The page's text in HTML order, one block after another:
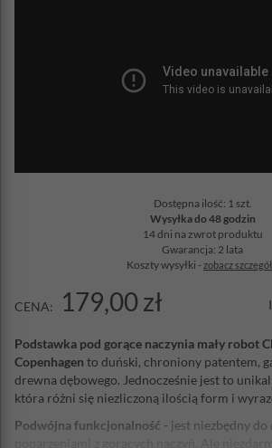
Dostępna ilość: 1 szt.
Wysyłka do 48 godzin
14 dni na zwrot produktu
Gwarancja: 2 lata
Koszty wysyłki -zobacz
CENA: 179,00 zł
Podstawka pod gorące naczynia mały robot
Copenhagen to duński, chroniony patentem,
drewna dębowego. Jednocześnie jest to
która różni się niezliczoną ilością form i
Podwójna funkcjonalność - jest niezbędny do